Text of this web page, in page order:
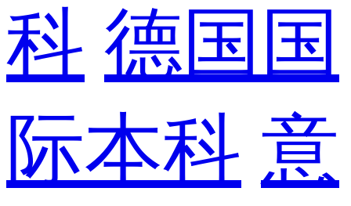
科 德国国
际本科 意